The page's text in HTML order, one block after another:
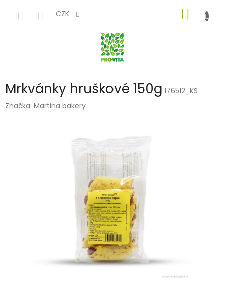
CZK
KOŠÍK
Mrkvánky hruškové 150g 176512_KS
Značka: Martina bakery